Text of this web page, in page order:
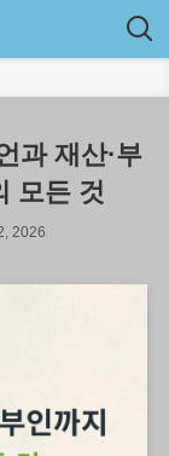
과 재산·부
모든 것
2026